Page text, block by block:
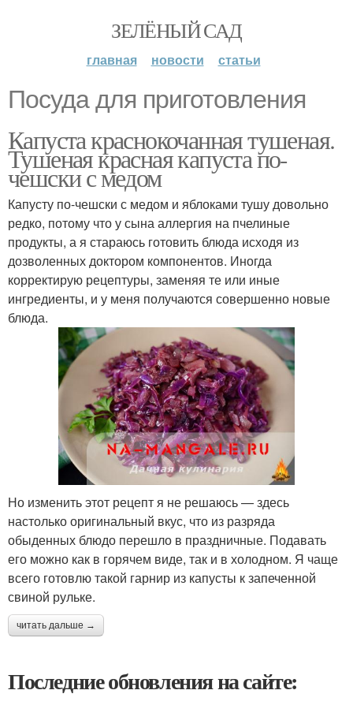
ЗЕЛЁНЫЙ САД
главная новости статьи
Посуда для приготовления
Капуста краснокочанная тушеная.
Тушеная красная капуста по-
чешски с медом
Капусту по-чешски с медом и яблоками тушу довольно
редко, потому что у сына аллергия на пчелиные
продукты, а я стараюсь готовить блюда исходя из
дозволенных доктором компонентов. Иногда
корректирую рецептуры, заменяя те или иные
ингредиенты, и у меня получаются совершенно новые
блюда.
Но изменить этот рецепт я не решаюсь — здесь
настолько оригинальный вкус, что из разряда
обыденных блюдо перешло в праздничные. Подавать
его можно как в горячем виде, так и в холодном. Я чаще
всего готовлю такой гарнир из капусты к запеченной
свиной рульке.
читать дальше →
Последние обновления на сайте: